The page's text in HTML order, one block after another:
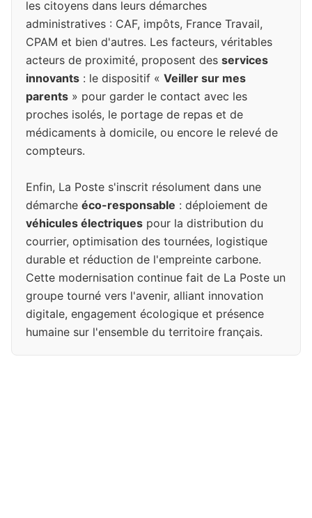
les citoyens dans leurs démarches
administratives : CAF, impôts, France Travail,
CPAM et bien d'autres. Les facteurs, véritables
acteurs de proximité, proposent des services
innovants : le dispositif « Veiller sur mes
parents » pour garder le contact avec les
proches isolés, le portage de repas et de
médicaments à domicile, ou encore le relevé de
compteurs.
Enfin, La Poste s'inscrit résolument dans une
démarche éco-responsable : déploiement de
véhicules électriques pour la distribution du
courrier, optimisation des tournées, logistique
durable et réduction de l'empreinte carbone.
Cette modernisation continue fait de La Poste un
groupe tourné vers l'avenir, alliant innovation
digitale, engagement écologique et présence
humaine sur l'ensemble du territoire français.